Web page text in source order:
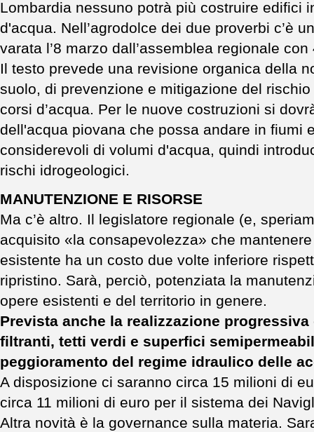
Lombardia nessuno potrà più costruire edifici
d'acqua. Nell’agrodolce dei due proverbi c’è
varata l’8 marzo dall’assemblea regionale
Il testo prevede una revisione organica della
suolo, di prevenzione e mitigazione del
corsi d’acqua. Per le nuove costruzioni si
dell'acqua piovana che possa andare in fiumi
considerevoli di volumi d'acqua, quindi
rischi idrogeologici.
MANUTENZIONE E RISORSE
Ma c’è altro. Il legislatore regionale (e,
acquisito «la consapevolezza» che
esistente ha un costo due volte inferiore
ripristino. Sarà, perciò, potenziata la
opere esistenti e del territorio in genere.
Prevista anche la realizzazione
filtranti, tetti verdi e superfici
peggioramento del regime idraulico delle
A disposizione ci saranno circa 15 milioni di
circa 11 milioni di euro per il sistema dei
Altra novità è la governance sulla materia.